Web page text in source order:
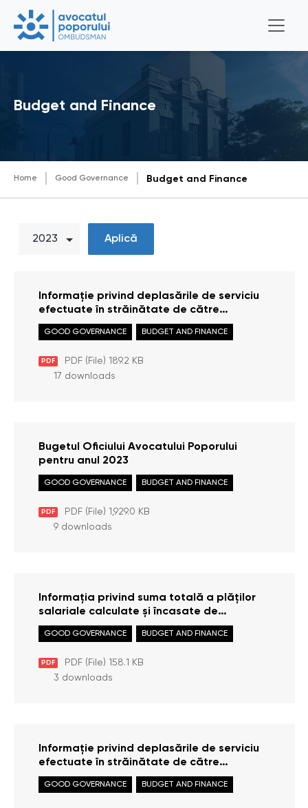
Budget and Finance
Home Good Governance Budget and Finance
Aplică
Informație privind deplasările de serviciu
efectuate în străinătate de către
personalul Oficiului Avocatului Poporului în
perioada 01 iulie – 30 septembrie 2023
PDF PDF (File) 189.2 KB
GOOD GOVERNANCE BUDGET AND FINANCE
17 downloads
Bugetul Oficiului Avocatului Poporului
pentru anul 2023
PDF PDF (File) 1,929.0 KB
GOOD GOVERNANCE BUDGET AND FINANCE
9 downloads
Informația privind suma totală a plăților
salariale calculate și încasate de
persoanele cu funcții de demnitate
publică, personalul din cabinetul
publică și funcționarii publici de nivel
superior din Oficiul Avocatului Poporului în
PDF PDF (File) 158.1 KB
GOOD GOVERNANCE BUDGET AND FINANCE
3 downloads
Informație privind deplasările de serviciu
efectuate în străinătate de către
personalul Oficiului Avocatului Poporului în
perioada 01 aprilie — 30 iunie 2023
GOOD GOVERNANCE BUDGET AND FINANCE